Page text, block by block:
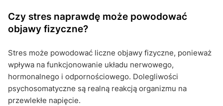
Czy stres naprawdę może powodować
objawy fizyczne?
Stres może powodować liczne objawy fizyczne, ponieważ
wpływa na funkcjonowanie układu nerwowego,
hormonalnego i odpornościowego. Dolegliwości
psychosomatyczne są realną reakcją organizmu na
przewlekłe napięcie.